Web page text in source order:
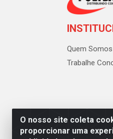
O nosso site coleta
proporcionar uma
Quem Somos
Trabalhe